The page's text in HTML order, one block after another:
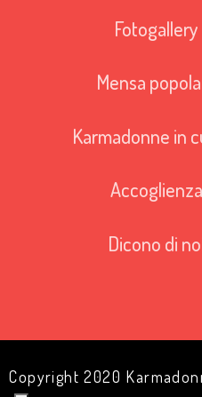
Fotogallery
Mensa
Karmadonne in
Accoglienza
Dicono di
Copyright 2020